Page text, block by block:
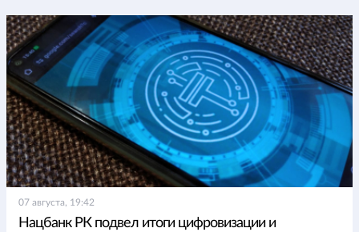
07 августа, 19:42
Нацбанк РК подвел итоги цифровизации и